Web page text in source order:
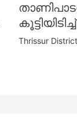
Thrissur District